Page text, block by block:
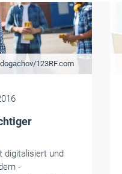
123RF.com
digitalisiert und